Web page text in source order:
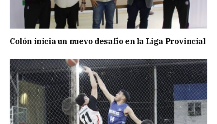
Colón inicia un nuevo desafío en la Liga Provincial